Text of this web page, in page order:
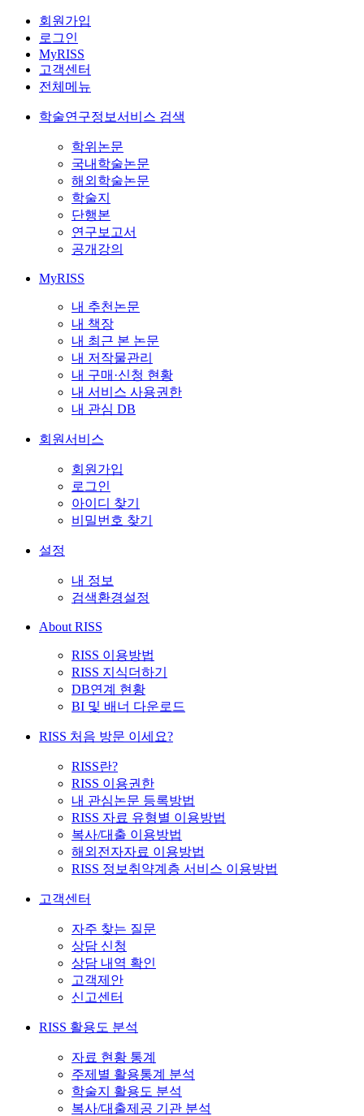
회원가입
로그인
MyRISS
고객센터
전체메뉴
학술연구정보서비스 검색
학위논문
국내학술논문
해외학술논문
학술지
단행본
연구보고서
공개강의
MyRISS
내 추천논문
내 책장
내 최근 본 논문
내 저작물관리
내 구매·신청 현황
내 서비스 사용권한
내 관심 DB
회원서비스
회원가입
로그인
아이디 찾기
비밀번호 찾기
설정
내 정보
검색환경설정
About RISS
RISS 이용방법
RISS 지식더하기
DB연계 현황
BI 및 배너 다운로드
RISS 처음 방문 이세요?
RISS란?
RISS 이용권한
내 관심논문 등록방법
RISS 자료 유형별 이용방법
복사/대출 이용방법
해외전자자료 이용방법
RISS 정보취약계층 서비스 이용방법
고객센터
자주 찾는 질문
상담 신청
상담 내역 확인
고객제안
신고센터
RISS 활용도 분석
자료 현황 통계
주제별 활용통계 분석
학술지 활용도 분석
복사/대출제공 기관 분석